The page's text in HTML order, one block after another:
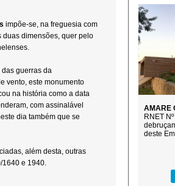
impõe-se, na freguesia com
duas dimensões, quer pelo
guerras da
vento, este monumento
na história como a data
com assinalável
dia também que se
além desta, outras
1640 e 1940.
AMARE
RNET
deste